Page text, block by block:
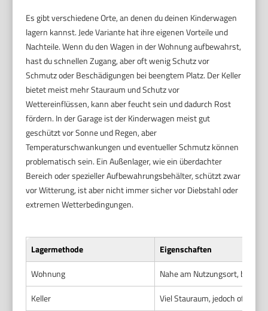
Es gibt verschiedene Orte, an denen du deinen Kinderwagen
lagern kannst. Jede Variante hat ihre eigenen Vorteile und
Nachteile. Wenn du den Wagen in der Wohnung aufbewahrst,
hast du schnellen Zugang, aber oft wenig Schutz vor
Schmutz oder Beschädigungen bei beengtem Platz. Der Keller
bietet meist mehr Stauraum und Schutz vor
Wettereinflüssen, kann aber feucht sein und dadurch Rost
fördern. In der Garage ist der Kinderwagen meist gut
geschützt vor Sonne und Regen, aber
Temperaturschwankungen und eventueller Schmutz können
problematisch sein. Ein Außenlager, wie ein überdachter
Bereich oder spezieller Aufbewahrungsbehälter, schützt zwar
vor Witterung, ist aber nicht immer sicher vor Diebstahl oder
extremen Wetterbedingungen.
Lagermethode
Eigenschaften
Wohnung
Nahe am Nutzungsort,
Keller
Viel Stauraum, jedoch oft